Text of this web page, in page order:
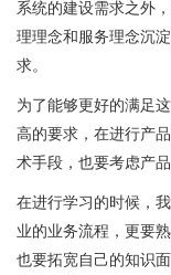
系统的建设需求之外
理理念和服务理念沉
求。
为了能够更好的满足
高的要求，在进行产
术手段，也要考虑产
在进行学习的时候，
业的业务流程，更要
也要拓宽自己的知识